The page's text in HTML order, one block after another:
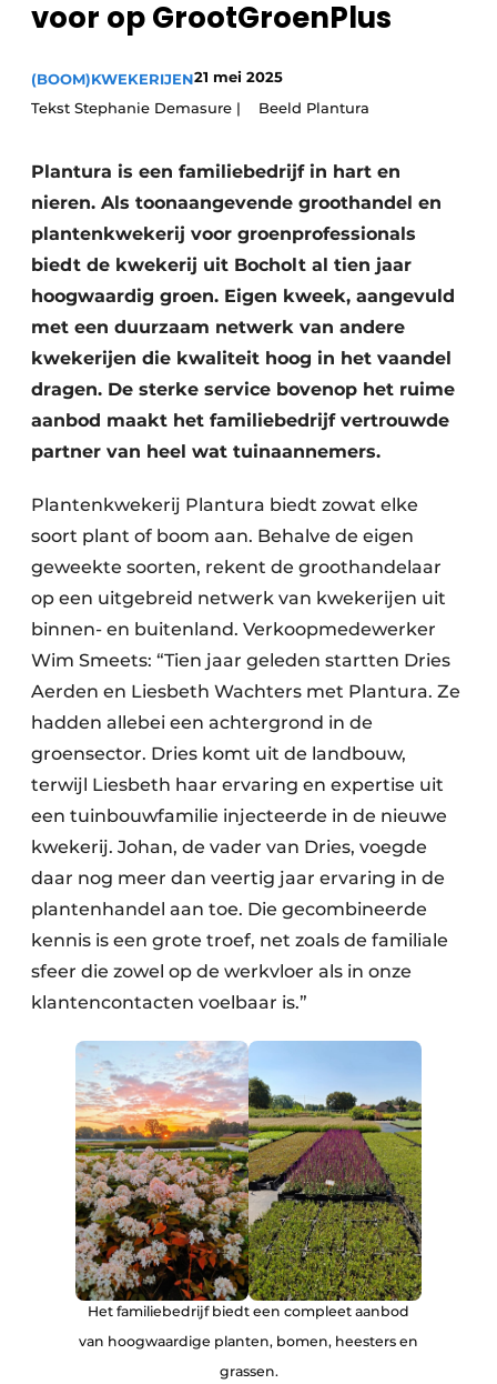
Privacy / Cookie statement
Video’s
voor op GrootGroenPlus
(BOOM)KWEKERIJEN21 mei 2025
Tekst Stephanie Demasure | Beeld Plantura
Plantura is een familiebedrijf in hart en
nieren. Als toonaangevende groothandel en
plantenkwekerij voor groenprofessionals
biedt de kwekerij uit Bocholt al tien jaar
hoogwaardig groen. Eigen kweek, aangevuld
met een duurzaam netwerk van andere
kwekerijen die kwaliteit hoog in het vaandel
dragen. De sterke service bovenop het ruime
aanbod maakt het familiebedrijf vertrouwde
partner van heel wat tuinaannemers.
Plantenkwekerij Plantura biedt zowat elke
soort plant of boom aan. Behalve de eigen
geweekte soorten, rekent de groothandelaar
op een uitgebreid netwerk van kwekerijen uit
binnen- en buitenland. Verkoopmedewerker
Wim Smeets: “Tien jaar geleden startten Dries
Aerden en Liesbeth Wachters met Plantura. Ze
hadden allebei een achtergrond in de
groensector. Dries komt uit de landbouw,
terwijl Liesbeth haar ervaring en expertise uit
een tuinbouwfamilie injecteerde in de nieuwe
kwekerij. Johan, de vader van Dries, voegde
daar nog meer dan veertig jaar ervaring in de
plantenhandel aan toe. Die gecombineerde
kennis is een grote troef, net zoals de familiale
sfeer die zowel op de werkvloer als in onze
klantencontacten voelbaar is.”
Het familiebedrijf biedt een compleet aanbod
van hoogwaardige planten, bomen, heesters en
grassen.